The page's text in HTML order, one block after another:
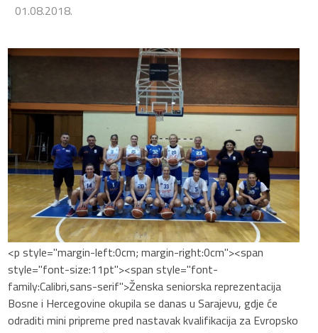
01.08.2018.
<p style="margin-left:0cm; margin-right:0cm"><span
style="font-size:11pt"><span style="font-
family:Calibri,sans-serif">Ženska seniorska reprezentacija
Bosne i Hercegovine okupila se danas u Sarajevu, gdje će
odraditi mini pripreme pred nastavak kvalifikacija za Evropsko